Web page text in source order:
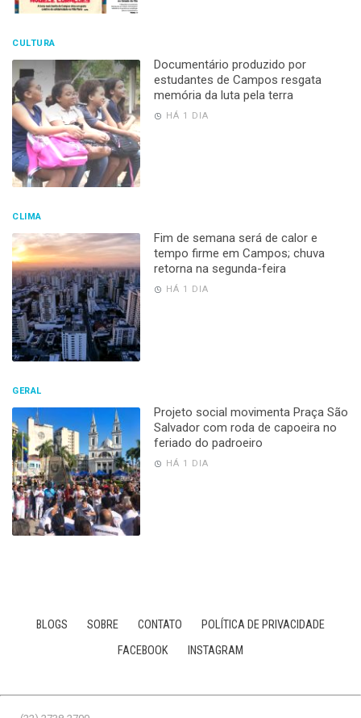
CULTURA
Documentário produzido por
estudantes de Campos resgata
memória da luta pela terra
HÁ 1 DIA
CLIMA
Fim de semana será de calor e
tempo firme em Campos; chuva
retorna na segunda-feira
HÁ 1 DIA
GERAL
Projeto social movimenta Praça São
Salvador com roda de capoeira no
feriado do padroeiro
HÁ 1 DIA
BLOGS SOBRE CONTATO
POLÍTICA DE PRIVACIDADE
FACEBOOK
INSTAGRAM